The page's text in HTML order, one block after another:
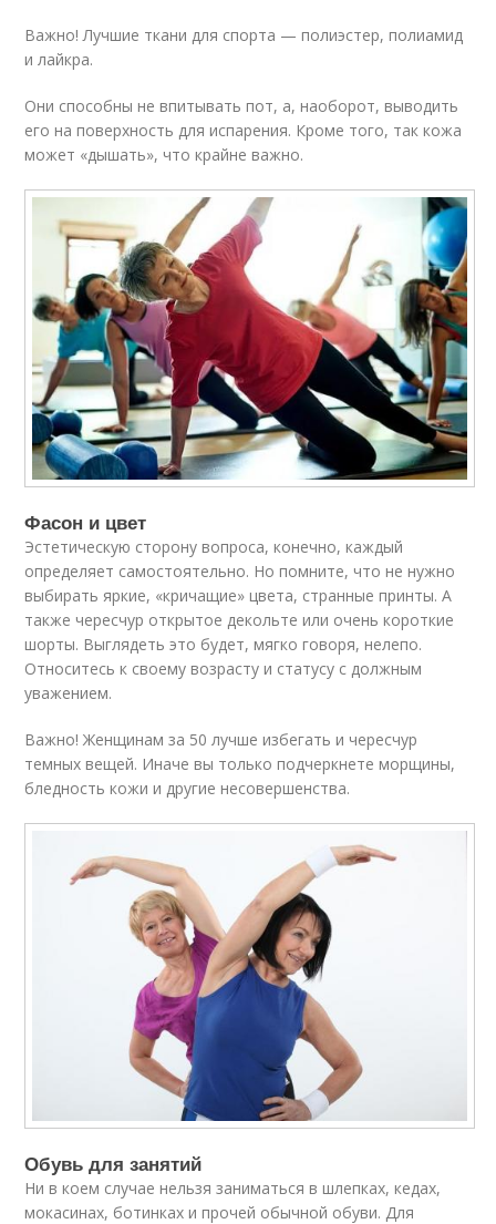
Важно! Лучшие ткани для спорта — полиэстер, полиамид
и лайкра.
Они способны не впитывать пот, а, наоборот, выводить
его на поверхность для испарения. Кроме того, так кожа
может «дышать», что крайне важно.
Фасон и цвет
Эстетическую сторону вопроса, конечно, каждый
определяет самостоятельно. Но помните, что не нужно
выбирать яркие, «кричащие» цвета, странные принты. А
также чересчур открытое декольте или очень короткие
шорты. Выглядеть это будет, мягко говоря, нелепо.
Относитесь к своему возрасту и статусу с должным
уважением.
Важно! Женщинам за 50 лучше избегать и чересчур
темных вещей. Иначе вы только подчеркнете морщины,
бледность кожи и другие несовершенства.
Обувь для занятий
Ни в коем случае нельзя заниматься в шлепках, кедах,
мокасинах, ботинках и прочей обычной обуви. Для